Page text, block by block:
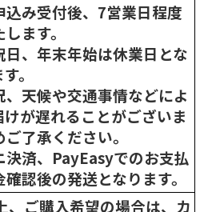
込み受付後、7営業日程度
ます。
、年末年始は休業日とな
。
天候や交通事情などによ
けが遅れることがございま
了承ください。
済、PayEasyでのお支払
認後の発送となります。
ご購入希望の場合は、カ